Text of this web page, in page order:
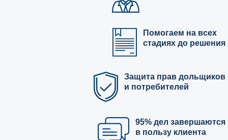
Помогаем на всех
стадиях до решения
Защита прав дольщиков
и потребителей
95% дел завершаются
в пользу клиента